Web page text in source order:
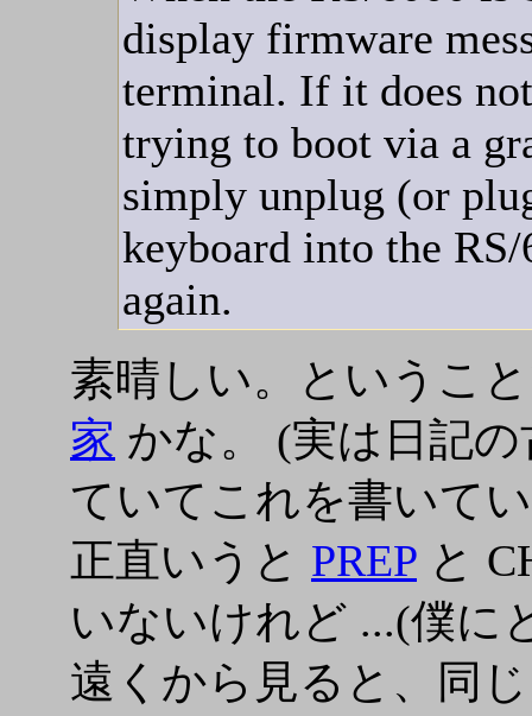
display firmware
terminal. If it does
trying to boot via a
simply unplug (or
keyboard into the
again.
素晴しい。というこ
家 かな。 (実は日記の
ていてこれを書いて
正直いうと PREP と
いないけれど ...(僕に
遠くから見ると、同